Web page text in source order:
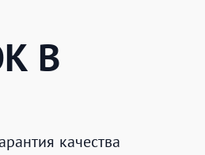
В
качества